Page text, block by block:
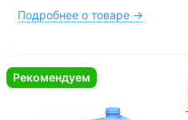
Подробнее о товаре →
Рекомендуем